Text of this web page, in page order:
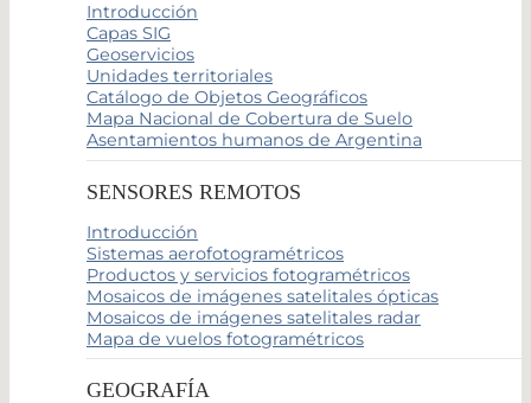
Introducción
Capas SIG
Geoservicios
Unidades territoriales
Catálogo de Objetos Geográficos
Mapa Nacional de Cobertura de Suelo
Asentamientos humanos de Argentina
SENSORES REMOTOS
Introducción
Sistemas aerofotogramétricos
Productos y servicios fotogramétricos
Mosaicos de imágenes satelitales ópticas
Mosaicos de imágenes satelitales radar
Mapa de vuelos fotogramétricos
GEOGRAFÍA